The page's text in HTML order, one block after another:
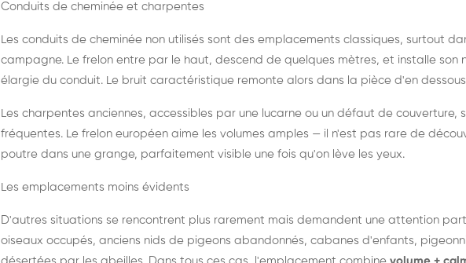
Conduits de cheminée et charpentes
Les conduits de cheminée non utilisés sont des emplacements classiques, surtout
campagne. Le frelon entre par le haut, descend de quelques mètres, et installe son
élargie du conduit. Le bruit caractéristique remonte alors dans la pièce d'en
Les charpentes anciennes, accessibles par une lucarne ou un défaut de couverture,
fréquentes. Le frelon européen aime les volumes amples — il n'est pas rare de
poutre dans une grange, parfaitement visible une fois qu'on lève les yeux.
Les emplacements moins évidents
D'autres situations se rencontrent plus rarement mais demandent une attention
oiseaux occupés, anciens nids de pigeons abandonnés, cabanes d'enfants,